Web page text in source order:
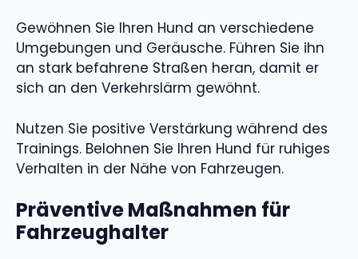
Gewöhnen Sie Ihren Hund an verschiedene
Umgebungen und Geräusche. Führen Sie ihn
an stark befahrene Straßen heran, damit er
sich an den Verkehrslärm gewöhnt.
Nutzen Sie positive Verstärkung während des
Trainings. Belohnen Sie Ihren Hund für ruhiges
Verhalten in der Nähe von Fahrzeugen.
Präventive Maßnahmen für
Fahrzeughalter